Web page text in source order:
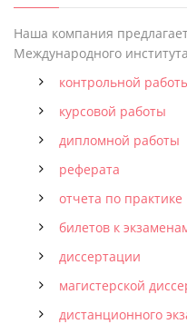
Наша компания
Международного
контрольной
курсовой работы
дипломной работы
реферата
отчета по практике
билетов к
диссертации
магистерской
дистанционного